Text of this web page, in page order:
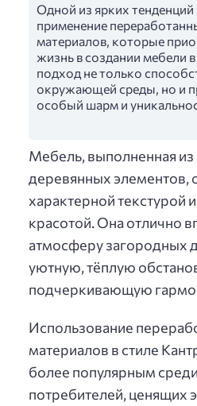
Одной из ярких тенденций
применение
материалов, которые
жизнь в создании мебели
подход не только
окружающей среды, но и
особый шарм и
Мебель, выполненная
деревянных элементов,
характерной текстурой
красотой. Она отлично
атмосферу загородных
уютную, тёплую
подчеркивающую
Использование
материалов в стиле
более популярным
потребителей, ценящих